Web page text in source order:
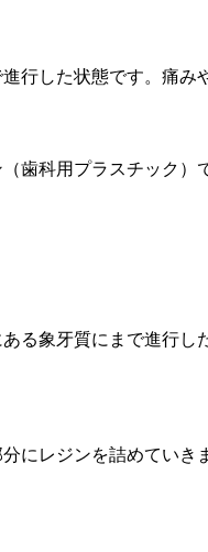
行した状態です。痛み
歯科用プラスチック）
る象牙質にまで進行
にレジンを詰めていき